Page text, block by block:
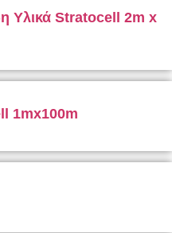
Υλικά Stratocell 2m x
1mx100m